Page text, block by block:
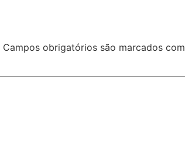
Campos obrigatórios são marcados com